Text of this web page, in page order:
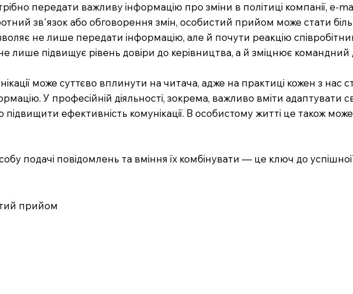
передати важливу інформацію про зміни в політиці компанії, е-
зв'язок або обговорення змін, особистий прийом може стати
не лише передати інформацію, але й почути реакцію
підвищує рівень довіри до керівництва, а й зміцнює командний
може суттєво вплинути на читача, адже на практиці кожен з нас
У професійній діяльності, зокрема, важливо вміти адаптувати
підвищити ефективність комунікації. В особистому житті це також
подачі повідомлень та вміння їх комбінувати — це ключ до успішної
прийом